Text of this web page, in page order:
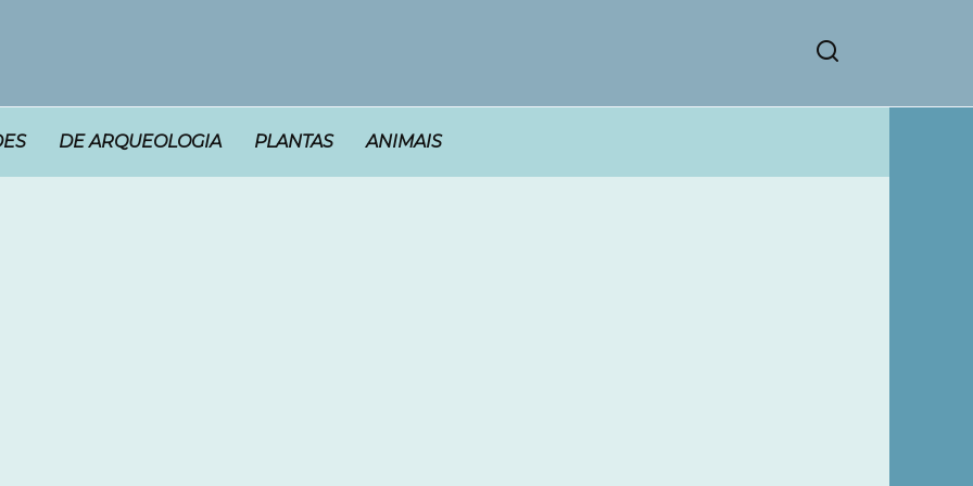
DE ARQUEOLOGIA PLANTAS ANIMAIS